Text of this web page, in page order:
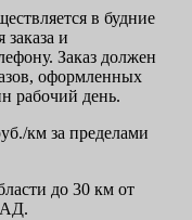
в будние
и
Заказ должен
оформленных
рабочий день.
км за пределами
до 30 км от